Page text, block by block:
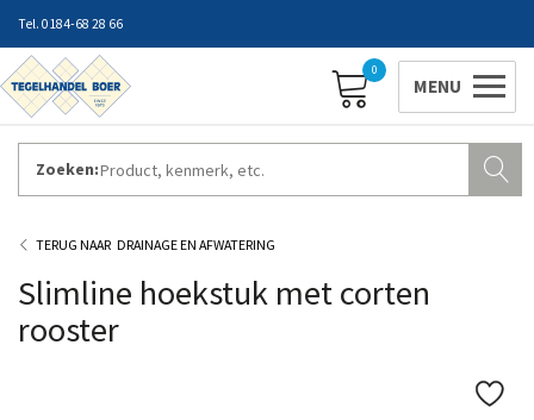
0184-68 28 66
0
Zoeken:
ZAKELIJK INLOGGEN
DRAINAGE EN AFWATERING
Slimline hoekstuk met corten
rooster